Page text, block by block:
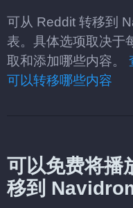
可从 Reddit 转移到
表。具体选项取决于
取和添加哪些内容。
可以转移哪些内容
可以免费将播
移到